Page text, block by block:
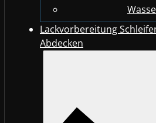
Lackvorbereitung
Abdecken